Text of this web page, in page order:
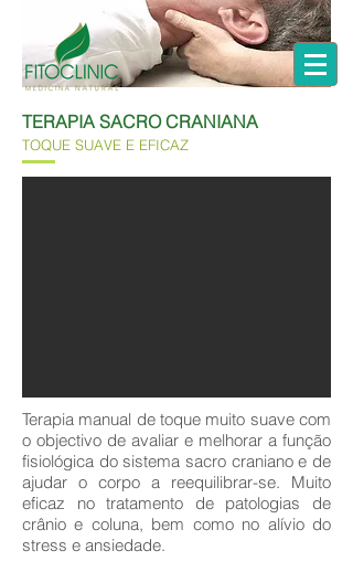
TERAPIA SACRO CRANIANA
TOQUE SUAVE E EFICAZ
Terapia manual de toque muito suave com
o objectivo de avaliar e melhorar a função
fisiológica do sistema sacro craniano e de
ajudar o corpo a reequilibrar-se. Muito
eficaz no tratamento de patologias de
crânio e coluna, bem como no alívio do
stress e ansiedade.